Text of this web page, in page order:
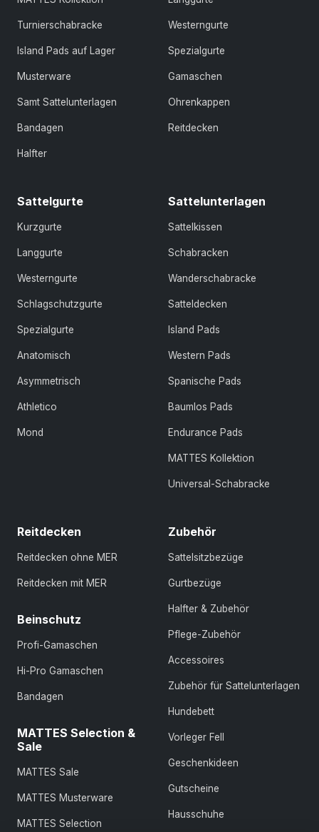
Turnierschabracke
Island Pads auf Lager
Musterware
Samt Sattelunterlagen
Bandagen
Halfter
Westerngurte
Spezialgurte
Gamaschen
Ohrenkappen
Reitdecken
Sattelgurte
Kurzgurte
Langgurte
Westerngurte
Schlagschutzgurte
Spezialgurte
Anatomisch
Asymmetrisch
Athletico
Mond
Sattelunterlagen
Sattelkissen
Schabracken
Wanderschabracke
Satteldecken
Island Pads
Western Pads
Spanische Pads
Baumlos Pads
Endurance Pads
MATTES Kollektion
Universal-Schabracke
Reitdecken
Reitdecken ohne MER
Reitdecken mit MER
Beinschutz
Profi-Gamaschen
Hi-Pro Gamaschen
Bandagen
MATTES Selection &
Sale
MATTES Sale
MATTES Musterware
MATTES Selection
Zubehör
Sattelsitzbezüge
Gurtbezüge
Halfter & Zubehör
Pflege-Zubehör
Accessoires
Zubehör für Sattelunterlagen
Hundebett
Vorleger Fell
Geschenkideen
Gutscheine
Hausschuhe